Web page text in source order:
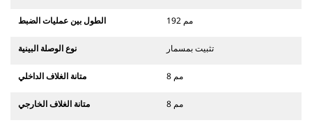
الطول بين عمليات الضبط 192 مم
نوع الوصلة البينية تثبيت بمسمار
متانة الغلاف الداخلي 8 مم
متانة الغلاف الخارجي 8 مم